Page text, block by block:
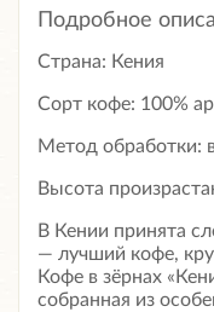
Подробное
Страна: Кения
Сорт кофе: 100%
Метод обработки:
Высота
В Кении принята
— лучший кофе,
Кофе в зёрнах
собранная из